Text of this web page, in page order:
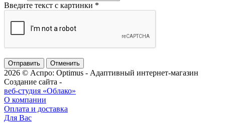
Введите текст с картинки *
Отменить
2026 © Аспро: Optimus - Адаптивный интернет-магазин
Создание сайта -
веб-студия «Облако»
О компании
Оплата и доставка
Для Вас